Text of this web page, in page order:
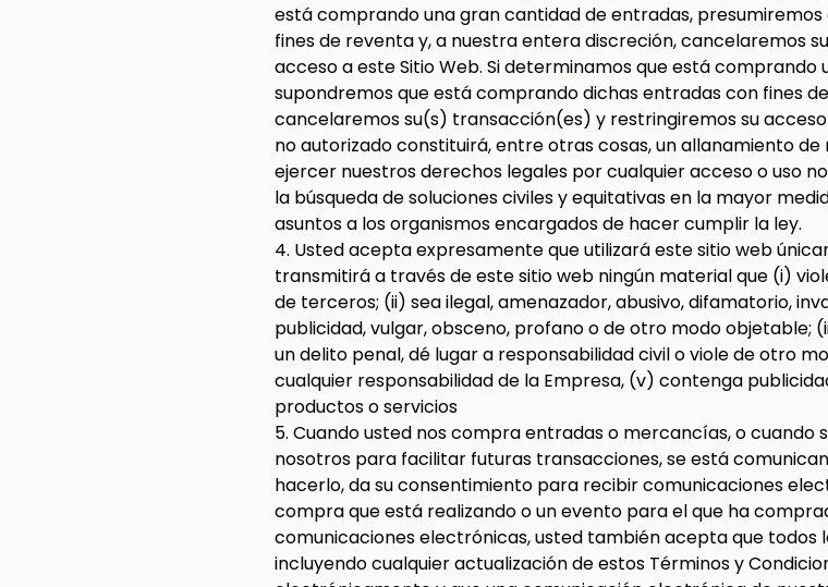
está comprando una gran cantidad de entradas,
fines de reventa y, a nuestra entera discreción, cancelaremos
acceso a este Sitio Web. Si determinamos que está
supondremos que está comprando dichas entradas con fines
cancelaremos su(s) transacción(es) y restringiremos su acceso
no autorizado constituirá, entre otras cosas, un allanamiento
ejercer nuestros derechos legales por cualquier acceso o uso
la búsqueda de soluciones civiles y equitativas en la mayor
asuntos a los organismos encargados de hacer cumplir la ley.
4. Usted acepta expresamente que utilizará este sitio web
transmitirá a través de este sitio web ningún material que (i)
de terceros; (ii) sea ilegal, amenazador, abusivo, difamatorio,
publicidad, vulgar, obsceno, profano o de otro modo objetable;
un delito penal, dé lugar a responsabilidad civil o viole de otro
cualquier responsabilidad de la Empresa, (v) contenga
productos o servicios
5. Cuando usted nos compra entradas o mercancías, o cuando
nosotros para facilitar futuras transacciones, se está
hacerlo, da su consentimiento para recibir comunicaciones
compra que está realizando o un evento para el que ha
comunicaciones electrónicas, usted también acepta que todos
incluyendo cualquier actualización de estos Términos y